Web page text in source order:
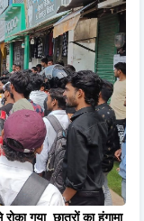
रोका गया, छात्रों का हंगामा